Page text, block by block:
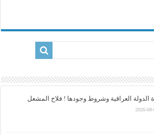
الدولة العراقية وشروط وجودها ! فلاح المشعل
2026-